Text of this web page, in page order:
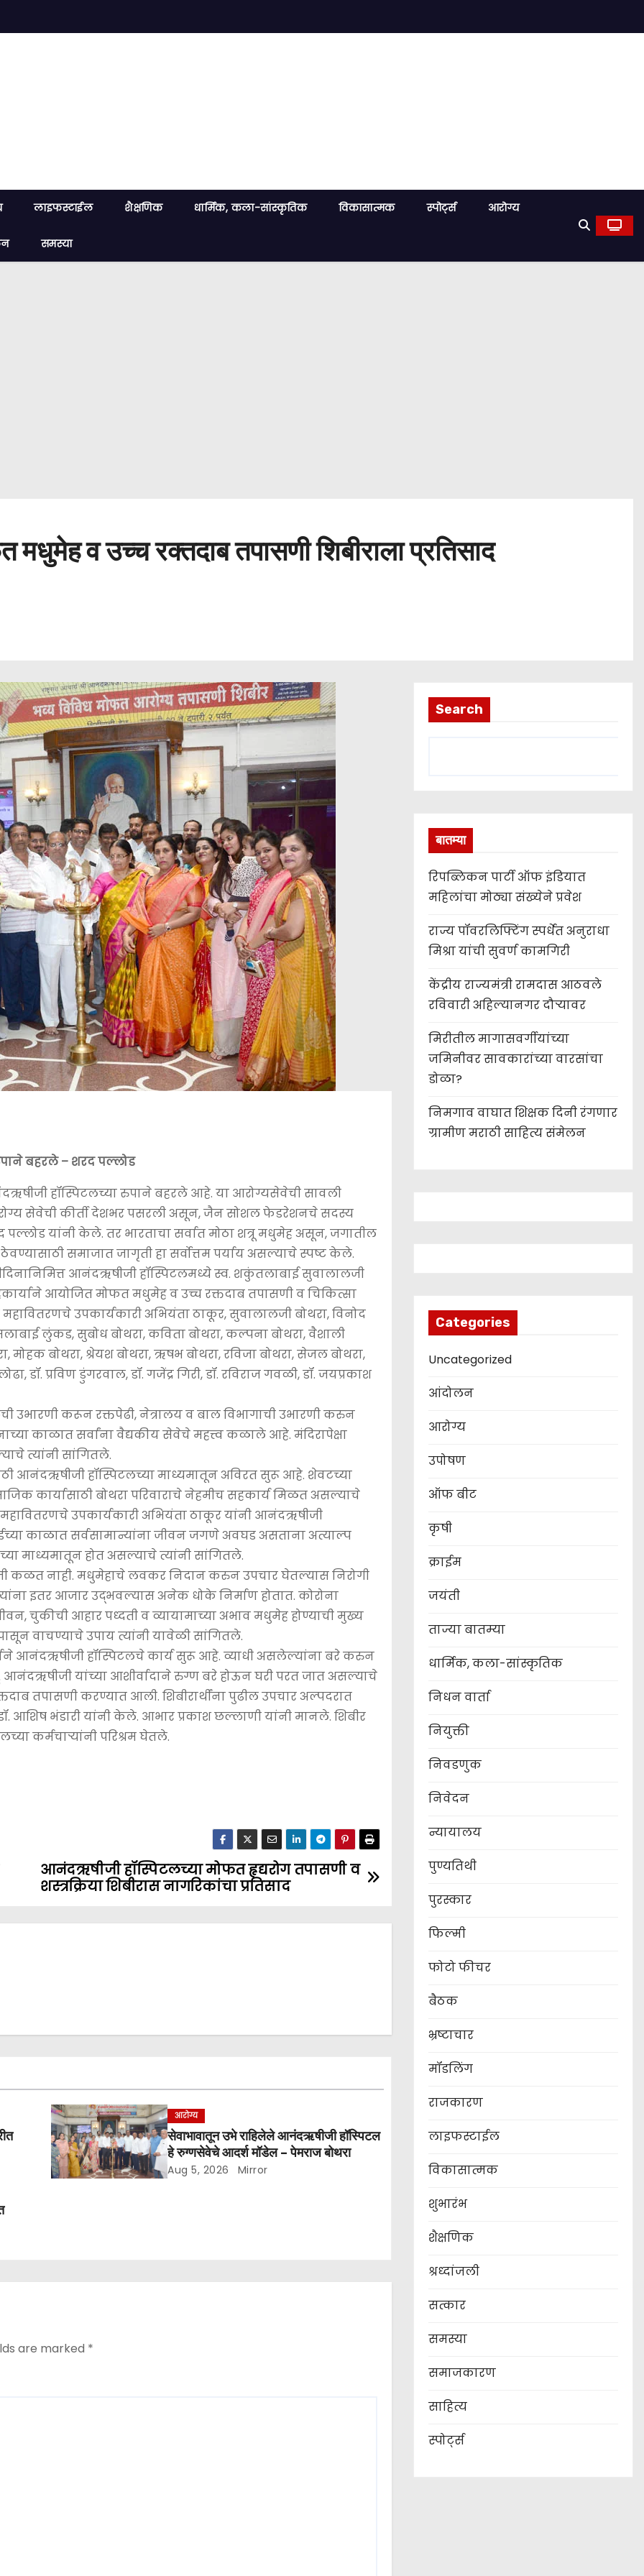
लाइफस्टाईल शैक्षणिक धार्मिक, कला-सांस्कृतिक विकासात्मक स्पोर्ट्स आरोग्य
समस्या
व उच्च रक्तदाब तपासणी शिबीराला प्रतिसाद
बहरले – शरद पल्लोड
हॉस्पिटलच्या रुपाने बहरले आहे. या आरोग्यसेवेची सावली
सेवेची कीर्ती देशभर पसरली असून, जैन सोशल फेडरेशनचे सदस्य
पल्लोड यांनी केले. तर भारताचा सर्वात मोठा शत्रू मधुमेह असून, जगातील
समाजात जागृती हा सर्वोत्तम पर्याय असल्याचे स्पष्ट केले.
आनंदऋषीजी हॉस्पिटलमध्ये स्व. शकुंतलाबाई सुवालालजी
आयोजित मोफत मधुमेह व उच्च रक्तदाब तपासणी व चिकित्सा
उपकार्यकारी अभियंता ठाकूर, सुवालालजी बोथरा, विनोद
लुंकड, सुबोध बोथरा, कविता बोथरा, कल्पना बोथरा, वैशाली
मोहक बोथरा, श्रेयश बोथरा, ऋषभ बोथरा, रविजा बोथरा, सेजल बोथरा,
डॉ. प्रविण डुंगरवाल, डॉ. गजेंद्र गिरी, डॉ. रविराज गवळी, डॉ. जयप्रकाश
उभारणी करून रक्तपेढी, नेत्रालय व बाल विभागाची उभारणी करुन
काळात सर्वांना वैद्यकीय सेवेचे महत्त्व कळाले आहे. मंदिरापेक्षा
त्यांनी सांगितले.
आनंदऋषीजी हॉस्पिटलच्या माध्यमातून अविरत सुरू आहे. शेवटच्या
कार्यासाठी बोथरा परिवाराचे नेहमीच सहकार्य मिळत असल्याचे
उपकार्यकारी अभियंता ठाकूर यांनी आनंदऋषीजी
काळात सर्वसामान्यांना जीवन जगणे अवघड असताना अत्याल्प
माध्यमातून होत असल्याचे त्यांनी सांगितले.
कळत नाही. मधुमेहाचे लवकर निदान करुन उपचार घेतल्यास निरोगी
इतर आजार उद्भवल्यास अनेक धोके निर्माण होतात. कोरोना
आहार पध्दती व व्यायामाच्या अभाव मधुमेह होण्याची मुख्य
वाचण्याचे उपाय त्यांनी यावेळी सांगितले.
आनंदऋषीजी हॉस्पिटलचे कार्य सुरू आहे. व्याधी असलेल्यांना बरे करुन
यांच्या आशीर्वादाने रुग्ण बरे होऊन घरी परत जात असल्याचे
तपासणी करण्यात आली. शिबीरार्थींना पुढील उपचार अल्पदरात
भंडारी यांनी केले. आभार प्रकाश छल्लाणी यांनी मानले. शिबीर
कर्मचार्‍यांनी परिश्रम घेतले.
आनंदऋषीजी हॉस्पिटलच्या मोफत हृद्यरोग तपासणी व
शस्त्रक्रिया शिबीरास नागरिकांचा प्रतिसाद
आरोग्य
सेवाभावातून उभे राहिलेले आनंदऋषीजी हॉस्पिटल
हे रुग्णसेवेचे आदर्श मॉडेल – पेमराज बोथरा
Aug 5, 2026 Mirror
are marked *
Search
बातम्या
रिपब्लिकन पार्टी ऑफ इंडियात
महिलांचा मोठ्या संख्येने प्रवेश
राज्य पॉवरलिफ्टिंग स्पर्धेत अनुराधा
मिश्रा यांची सुवर्ण कामगिरी
केंद्रीय राज्यमंत्री रामदास आठवले
रविवारी अहिल्यानगर दौऱ्यावर
मिरीतील मागासवर्गीयांच्या
जमिनीवर सावकारांच्या वारसांचा
डोळा?
निमगाव वाघात शिक्षक दिनी रंगणार
ग्रामीण मराठी साहित्य संमेलन
Categories
Uncategorized
आंदोलन
आरोग्य
उपोषण
ऑफ बीट
कृषी
क्राईम
जयंती
ताज्या बातम्या
धार्मिक, कला-सांस्कृतिक
निधन वार्ता
नियुक्ती
निवडणुक
निवेदन
न्यायालय
पुण्यतिथी
पुरस्कार
फिल्मी
फोटो फीचर
बैठक
भ्रष्टाचार
मॉडलिंग
राजकारण
लाइफस्टाईल
विकासात्मक
शुभारंभ
शैक्षणिक
श्रध्दांजली
सत्कार
समस्या
समाजकारण
साहित्य
स्पोर्ट्स